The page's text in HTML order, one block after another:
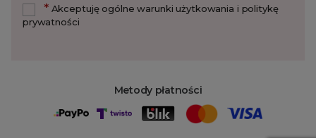
Metody płatności
*Akceptuję ogólne warunki użytkowania i politykę
prywatności